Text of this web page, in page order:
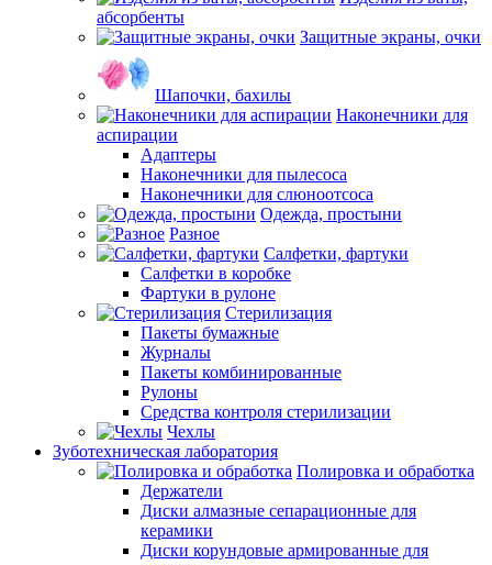
абсорбенты
Защитные экраны, очки
Шапочки, бахилы
Наконечники для
аспирации
Адаптеры
Наконечники для пылесоса
Наконечники для слюноотсоса
Одежда, простыни
Разное
Салфетки, фартуки
Салфетки в коробке
Фартуки в рулоне
Стерилизация
Пакеты бумажные
Журналы
Пакеты комбинированные
Рулоны
Средства контроля стерилизации
Чехлы
Зуботехническая лаборатория
Полировка и обработка
Держатели
Диски алмазные сепарационные для
керамики
Диски корундовые армированные для